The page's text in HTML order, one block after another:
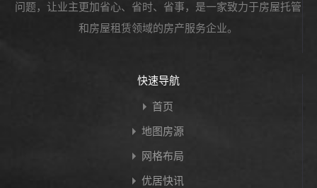
问题，让业主更加省心、省时、省事，是一家致力于房屋托管
和房屋租赁领域的房产服务企业。
快速导航
首页
地图房源
网格布局
优居快讯